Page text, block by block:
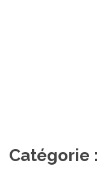
Catégorie :